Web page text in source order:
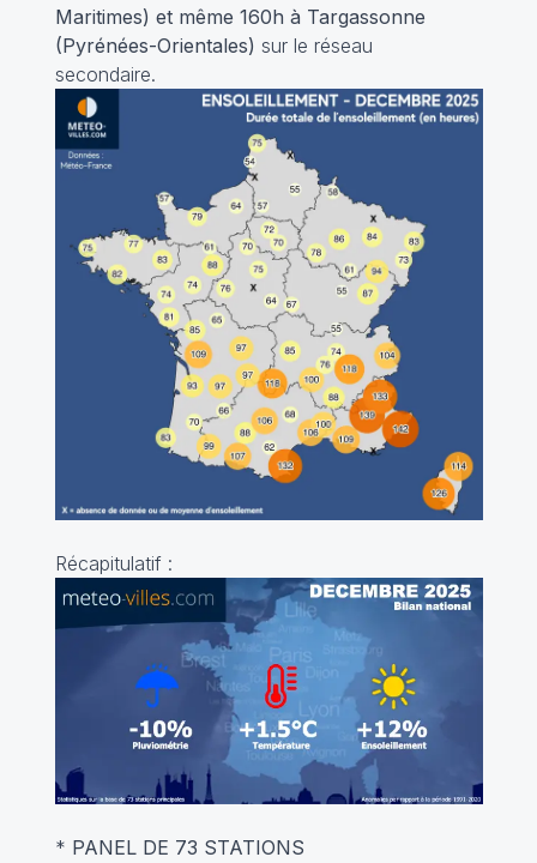
Maritimes) et même 160h à Targassonne
(Pyrénées-Orientales) sur le réseau
secondaire.
Récapitulatif :
* PANEL DE 73 STATIONS